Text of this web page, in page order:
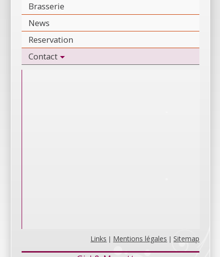
Brasserie
News
Reservation
Contact
Links | Mentions légales |Sitemap